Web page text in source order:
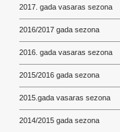
2017. gada vasaras sezona
2016/2017 gada sezona
2016. gada vasaras sezona
2015/2016 gada sezona
2015.gada vasaras sezona
2014/2015 gada sezona